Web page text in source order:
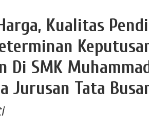
Kualitas
Di SMK
Jurusan Tata